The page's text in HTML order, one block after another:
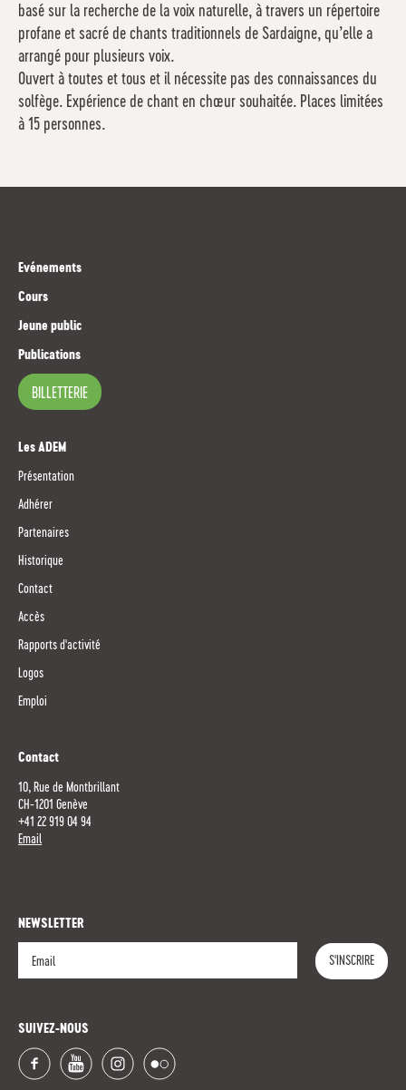
basé sur la recherche de la voix naturelle, à travers un répertoire
profane et sacré de chants traditionnels de Sardaigne, qu’elle a
arrangé pour plusieurs voix.
Ouvert à toutes et tous et il nécessite pas des connaissances du
solfège. Expérience de chant en chœur souhaitée. Places limitées
à 15 personnes.
Evénements
Cours
Jeune public
Publications
BILLETTERIE
Les ADEM
Présentation
Adhérer
Partenaires
Historique
Contact
Accès
Rapports d'activité
Logos
Emploi
Contact
10, Rue de Montbrillant
CH-1201 Genève
+41 22 919 04 94
Email
NEWSLETTER
S'INSCRIRE
SUIVEZ-NOUS